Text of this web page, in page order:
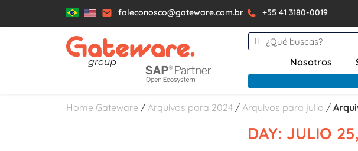
faleconosco@gateware.com.br +55 41 3180-0019
Nosotros
Home Gateware / Arquivos para 2024 / Arquivos para julio /
DAY: JULIO